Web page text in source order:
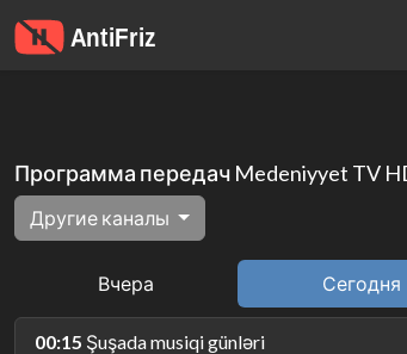
Программа передач Medeniyyet TV
Другие каналы
Вчера Сегодня
00:15 Şuşada musiqi günləri